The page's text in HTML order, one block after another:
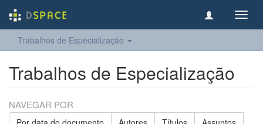
Trabalhos de Especialização
Trabalhos de Especialização
NAVEGAR POR